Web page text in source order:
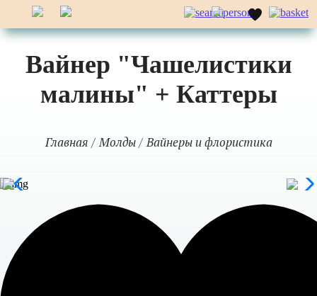
Вайнер "Чашелистики
малины" + Каттеры
Главная Молды Вайнеры и флористика